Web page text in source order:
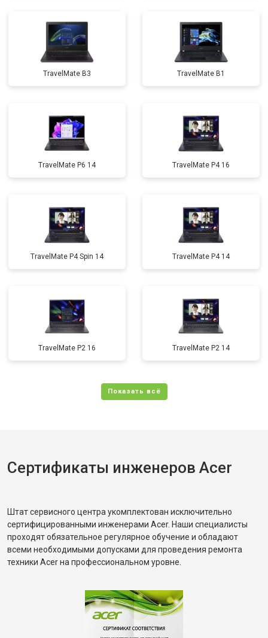
TravelMate B3 TravelMate B1
TravelMate P6 14 TravelMate P4 16
TravelMate P4 Spin 14 TravelMate P4 14
TravelMate P2 16 TravelMate P2 14
Сертификаты инженеров Acer
Штат сервисного центра укомплектован исключительно
сертифицированными инженерами Acer. Наши специалисты
проходят обязательное регулярное обучение и обладают
всеми необходимыми допусками для проведения ремонта
техники Acer на профессиональном уровне.